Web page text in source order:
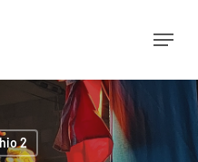
Menu
2